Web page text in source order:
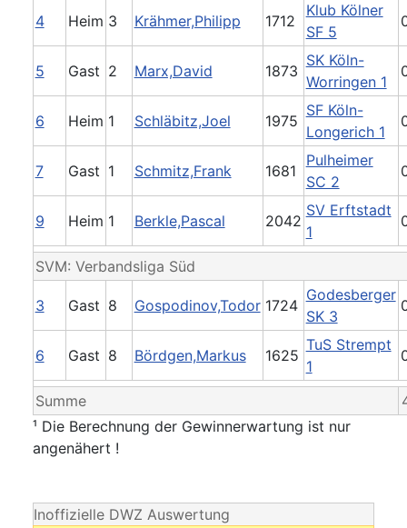
4 Heim 3 Krähmer,Philipp 1712
Klub Kölner
SF 5
5 Gast 2 Marx,David 1873
SK Köln-
Worringen 1
6 Heim 1 Schläbitz,Joel 1975
SF Köln-
Longerich 1
7 Gast 1 Schmitz,Frank 1681
Pulheimer
SC 2
9 Heim 1 Berkle,Pascal 2042
SV Erftstadt
1
SVM: Verbandsliga Süd
3 Gast 8 Gospodinov,Todor 1724
Godesberger
SK 3
6 Gast 8 Bördgen,Markus 1625
TuS Strempt
1
Summe
¹ Die Berechnung der Gewinnerwartung ist nur
angenähert !
Inoffizielle DWZ Auswertung